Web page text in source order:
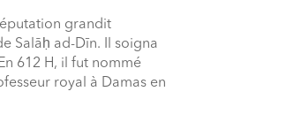
grandit
Salāḥ ad-Dīn. Il soigna
612 H, il fut nommé
royal à Damas en